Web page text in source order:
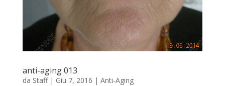
anti-aging 013
da Staff| Giu 7, 2016 | Anti-Aging